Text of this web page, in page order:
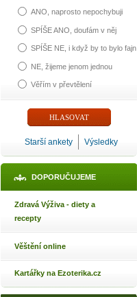
ANO, naprosto nepochybuji
SPÍŠE ANO, doufám v něj
SPÍŠE NE, i když by to bylo fajn
NE, žijeme jenom jednou
Věřím v převtělení
Starší ankety Výsledky
DOPORUČUJEME
Zdravá Výživa - diety a
recepty
Věštění online
Kartářky na Ezoterika.cz